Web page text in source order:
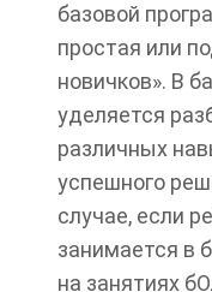
базовой
простая или
новичков». В
уделяется
различных
успешного
случае, если
занимается в
на занятиях